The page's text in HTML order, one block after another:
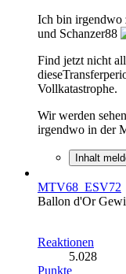
Ich bin irgendwo
und Schanzer88
Find jetzt nicht
Vollkatastrophe.
Wir werden
irgendwo in der
Inhalt
MTV68_ESV72
Ballon d'Or
Reaktionen
5.028
Punkte